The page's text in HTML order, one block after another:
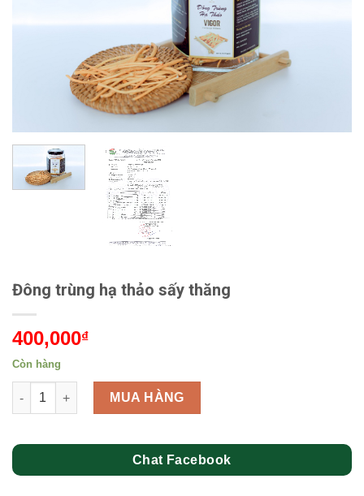
Đông trùng hạ thảo sấy thăng
400,000₫
Còn hàng
Đông trùng hạ thảo sấy thăng số lượng
MUA HÀNG
Chat Facebook